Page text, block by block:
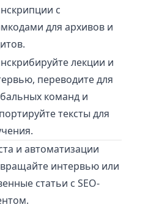
с
для архивов и
лекции и
переводите для
команд и
тексты для
и автоматизации
интервью или
статьи с SEO-